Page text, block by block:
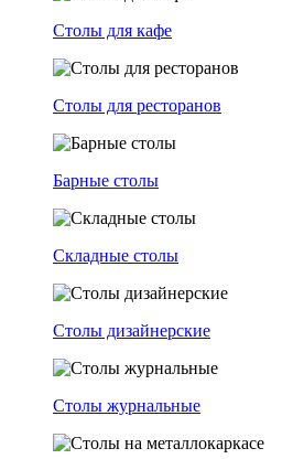
Столы для кафе
Столы для ресторанов
Барные столы
Складные столы
Столы дизайнерские
Столы журнальные